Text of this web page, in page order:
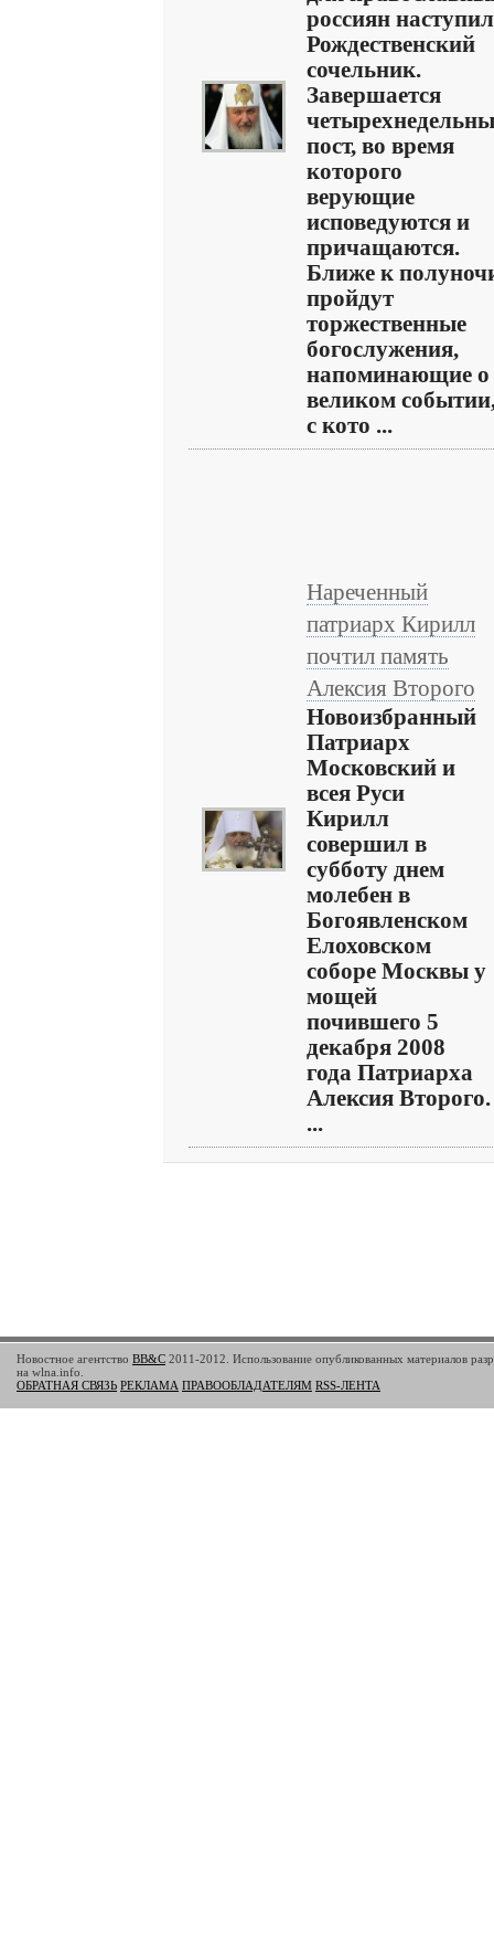
россиян наступил
Рождественский
сочельник.
Завершается
пост, во время
которого
верующие
исповедуются и
причащаются.
Ближе к
пройдут
торжественные
богослужения,
напоминающие о
великом
с кото ...
Нареченный
патриарх Кирилл
почтил память
Алексия Второго
Новоизбранный
Патриарх
Московский и
всея Руси
Кирилл
совершил в
субботу днем
молебен в
Богоявленском
Елоховском
соборе Москвы у
мощей
почившего 5
декабря 2008
года Патриарха
Алексия Второго.
...
Новостное агентство BB&C 2011-2012. Использование опубликованных материалов
на wlna.info.
ОБРАТНАЯ СВЯЗЬ РЕКЛАМА ПРАВООБЛАДАТЕЛЯМ RSS-ЛЕНТА